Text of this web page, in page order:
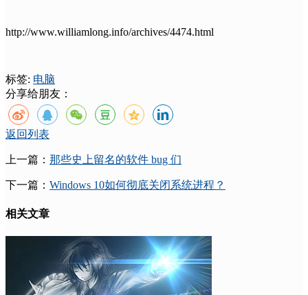
http://www.williamlong.info/archives/4474.html
标签: 电脑
分享给朋友：
返回列表
上一篇： 那些史上留名的软件 bug 们
下一篇： Windows 10如何彻底关闭系统进程？
相关文章